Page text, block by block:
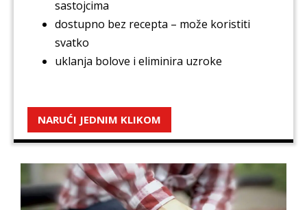
sastojcima
dostupno bez recepta – može koristiti
svatko
uklanja bolove i eliminira uzroke
NARUĆI JEDNIM KLIKOM